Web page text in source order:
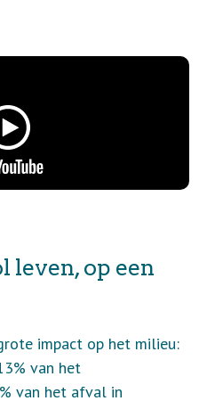
leven, op een
impact op het milieu:
van het
van het afval in